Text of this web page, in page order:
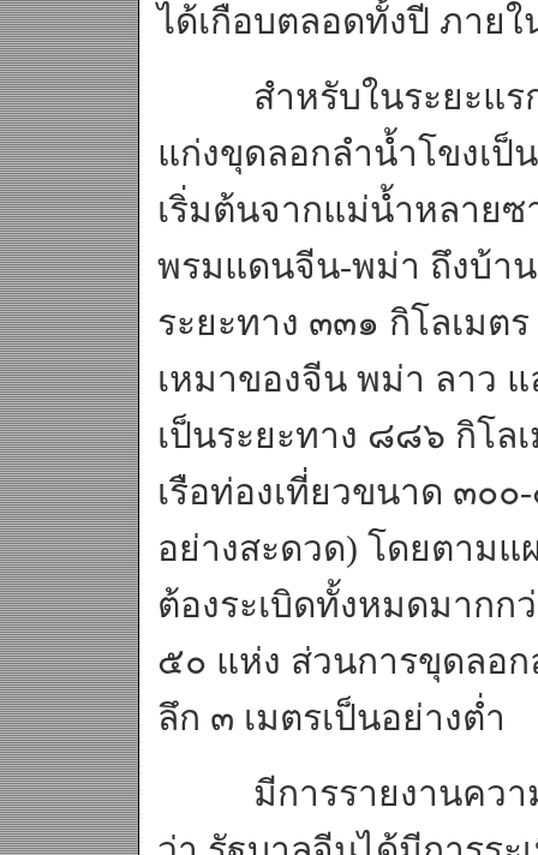
ได้เกือบตลอดทั้งปี ภาย
สำหรับในระยะแรกข
แก่งขุดลอกลำน้ำโขงเป็
เริ่มต้นจากแม่น้ำหลาย
พรมแดนจีน-พม่า ถึงบ้าน
ระยะทาง ๓๓๑ กิโลเมต
เหมาของจีน พม่า ลาว
เป็นระยะทาง ๘๘๖ กิโล
เรือท่องเที่ยวขนาด ๓๐
อย่างสะดวด) โดยตาม
ต้องระเบิดทั้งหมดมากก
๕๐ แห่ง ส่วนการขุดลอ
ลึก ๓ เมตรเป็นอย่างต่ำ
มีการรายงานความ